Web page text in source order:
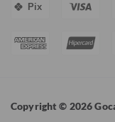
Pix
Copyright © 2026